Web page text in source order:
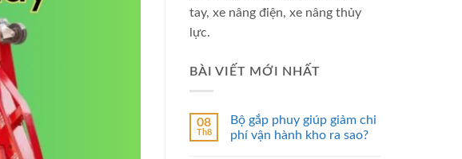
tay, xe nâng điện, xe nâng thủy
lực.
BÀI VIẾT MỚI NHẤT
08
Th8
Bộ gắp phuy giúp giảm chi
phí vận hành kho ra sao?